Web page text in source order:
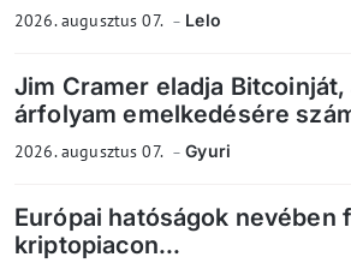
2026. augusztus 07. Lelo
Jim Cramer eladja Bitcoinját,
árfolyam emelkedésére
2026. augusztus 07. Gyuri
Európai hatóságok nevében
kriptopiacon...